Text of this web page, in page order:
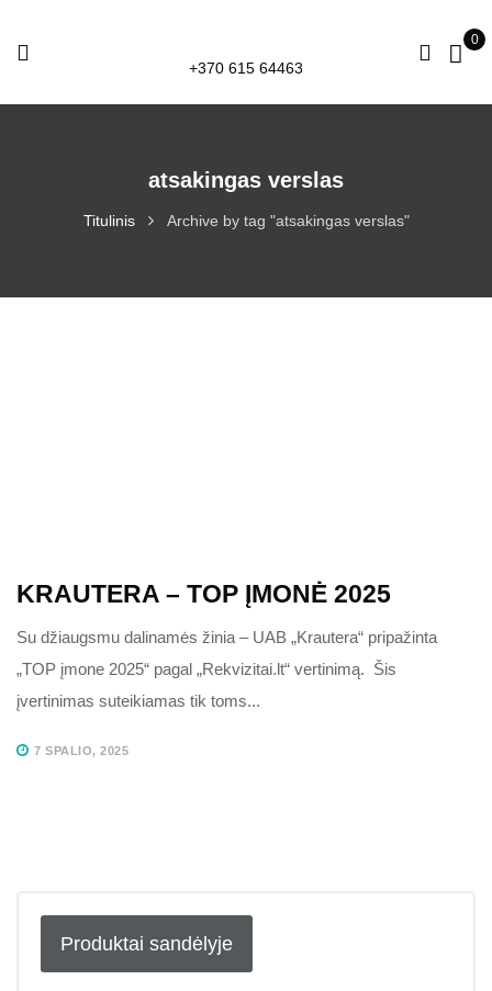
+370 615 64463
0
atsakingas verslas
Titulinis Archive by tag "atsakingas verslas"
Produktai sandėlyje
KRAUTERA – TOP ĮMONĖ 2025
Su džiaugsmu dalinamės žinia – UAB „Krautera“ pripažinta
„TOP įmone 2025“ pagal „Rekvizitai.lt“ vertinimą. Šis
įvertinimas suteikiamas tik toms...
7 SPALIO, 2025